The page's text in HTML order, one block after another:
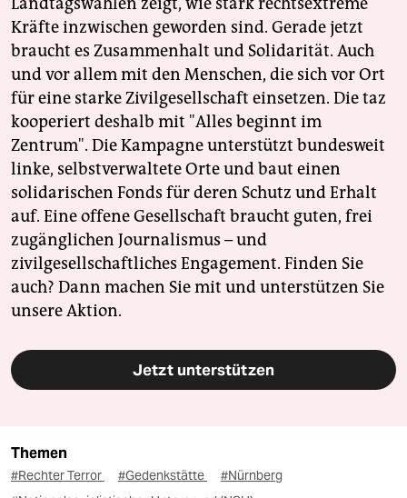
Kräfte inzwischen geworden sind. Gerade jetzt
braucht es Zusammenhalt und Solidarität. Auch
und vor allem mit den Menschen, die sich vor Ort
für eine starke Zivilgesellschaft einsetzen. Die taz
kooperiert deshalb mit "Alles beginnt im
Zentrum". Die Kampagne unterstützt bundesweit
linke, selbstverwaltete Orte und baut einen
solidarischen Fonds für deren Schutz und Erhalt
auf. Eine offene Gesellschaft braucht guten, frei
zugänglichen Journalismus – und
zivilgesellschaftliches Engagement. Finden Sie
auch? Dann machen Sie mit und unterstützen Sie
unsere Aktion.
Jetzt unterstützen
Themen
#Rechter Terror #Gedenkstätte
#Nürnberg